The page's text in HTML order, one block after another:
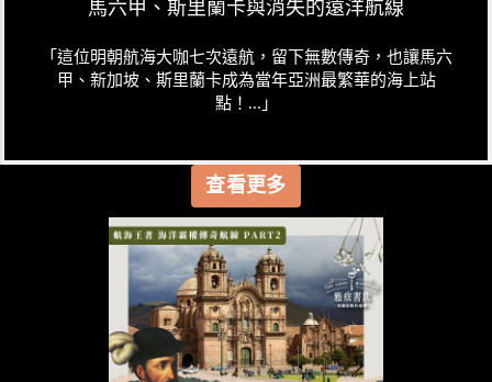
馬六甲、斯里蘭卡與消失的遠洋航線
「這位明朝航海大咖七次遠航，留下無數傳奇，也讓馬六
甲、新加坡、斯里蘭卡成為當年亞洲最繁華的海上站
點！...」
查看更多